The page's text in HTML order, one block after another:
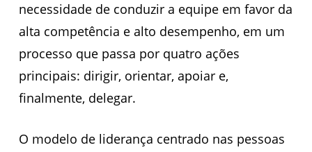
necessidade de conduzir a equipe em favor da
alta competência e alto desempenho, em um
processo que passa por quatro ações
principais: dirigir, orientar, apoiar e,
finalmente, delegar.
O modelo de liderança centrado nas pessoas